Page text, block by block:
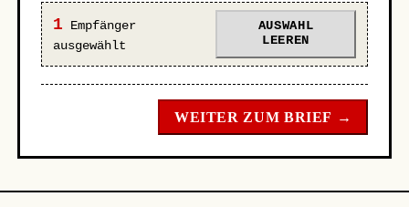
1 Empfänger
ausgewählt
AUSWAHL
LEEREN
WEITER ZUM BRIEF →